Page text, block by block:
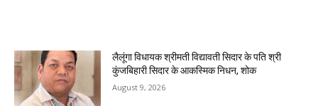
लैलूंगा विधायक श्रीमती विद्यावती सिदार के पति श्री
कुंजबिहारी सिदार के आकस्मिक निधन, शोक
August 9, 2026